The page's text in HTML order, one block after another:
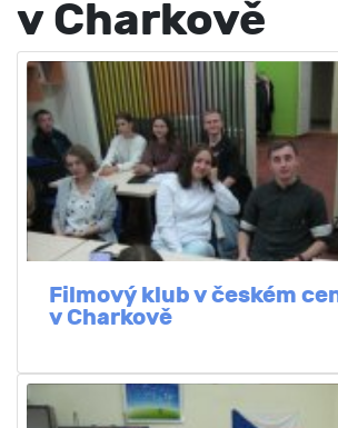
v Charkově
Filmový klub v českém
v Charkově